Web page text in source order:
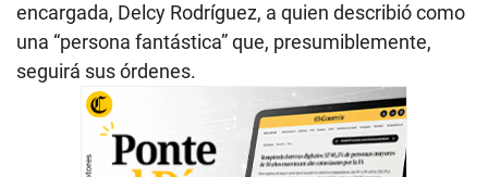
encargada, Delcy Rodríguez, a quien describió como
una “persona fantástica” que, presumiblemente,
seguirá sus órdenes.